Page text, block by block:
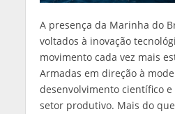
A presença da Marinha do
voltados à inovação
movimento cada vez mais
Armadas em direção à
desenvolvimento científico
setor produtivo. Mais do